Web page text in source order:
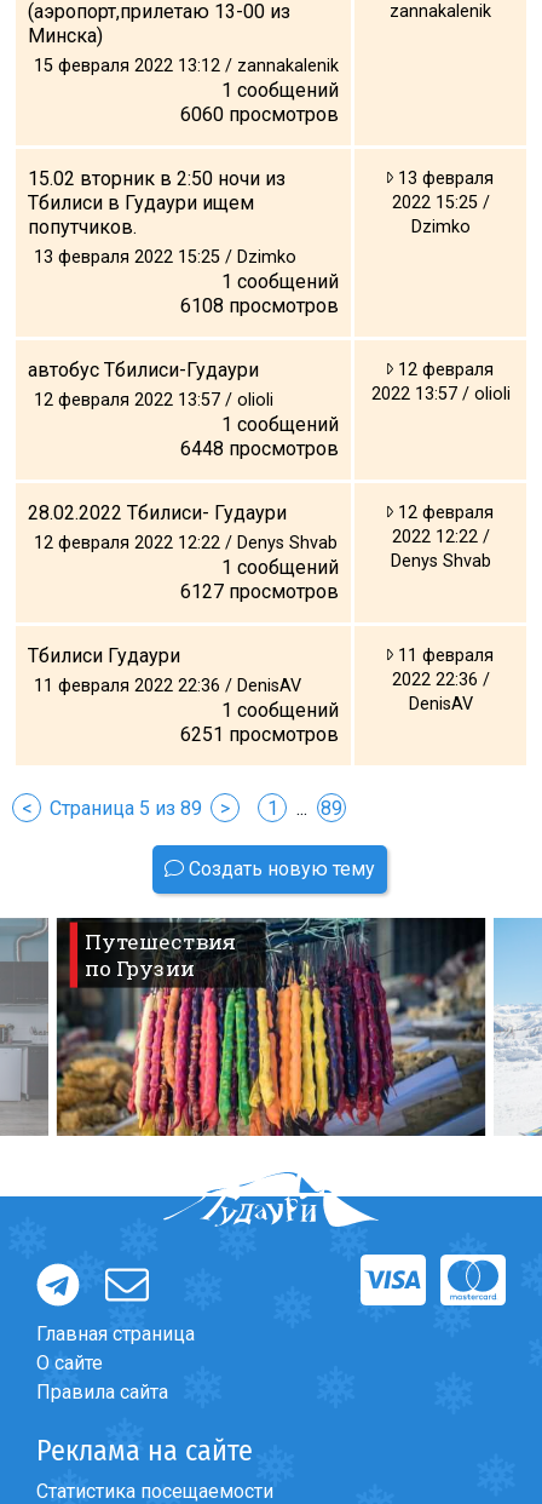
(аэропорт,прилетаю 13-00 из
Минска)
15 февраля 2022 13:12 / zannakalenik
1 сообщений
6060 просмотров
zannakalenik
15.02 вторник в 2:50 ночи из
Тбилиси в Гудаури ищем
попутчиков.
13 февраля 2022 15:25 / Dzimko
1 сообщений
6108 просмотров
13 февраля
2022 15:25 /
Dzimko
автобус Тбилиси-Гудаури
12 февраля 2022 13:57 / olioli
1 сообщений
6448 просмотров
12 февраля
2022 13:57 / olioli
28.02.2022 Тбилиси- Гудаури
12 февраля 2022 12:22 / Denys Shvab
1 сообщений
6127 просмотров
12 февраля
2022 12:22 /
Denys Shvab
Тбилиси Гудаури
11 февраля 2022 22:36 / DenisAV
1 сообщений
6251 просмотров
11 февраля
2022 22:36 /
DenisAV
< Страница 5 из 89 > 1 ... 89
Создать новую тему
Путешествия
по Грузии
Главная страница
О сайте
Правила сайта
Реклама на сайте
Статистика посещаемости